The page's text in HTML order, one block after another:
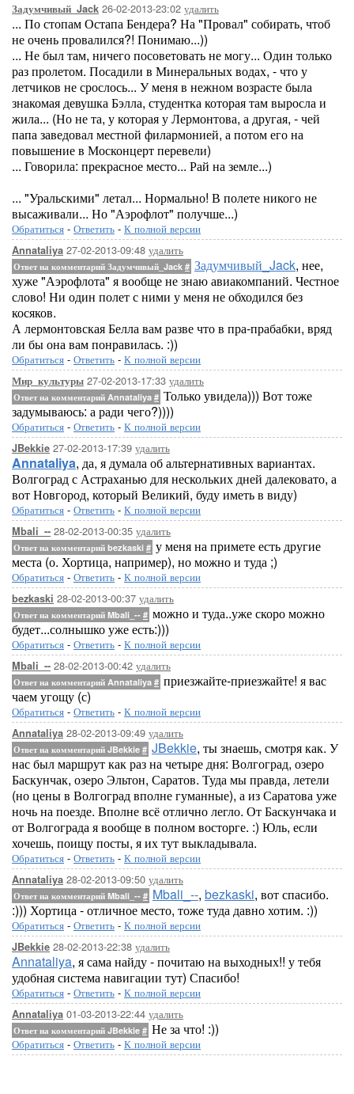
Задумчивый_Jack 26-02-2013-23:02 удалить
... По стопам Остапа Бендера? На "Провал" собирать, чтоб
не очень провалился?! Понимаю...))
... Не был там, ничего посоветовать не могу... Один только
раз пролетом. Посадили в Минеральных водах, - что у
летчиков не срослось... У меня в нежном возрасте была
знакомая девушка Бэлла, студентка которая там выросла и
жила... (Но не та, у которая у Лермонтова, а другая, - чей
папа заведовал местной филармонией, а потом его на
повышение в Москонцерт перевели)
... Говорила: прекрасное место... Рай на земле...)
... "Уральскими" летал... Нормально! В полете никого не
высаживали... Но "Аэрофлот" получше...)
Обратиться - Ответить - К полной версии
Annataliya 27-02-2013-09:48 удалить
Ответ на комментарий Задумчивый_Jack # Задумчивый_Jack, нее,
хуже "Аэрофлота" я вообще не знаю авиакомпаний. Честное
слово! Ни один полет с ними у меня не обходился без
косяков.
А лермонтовская Белла вам разве что в пра-прабабки, вряд
ли бы она вам понравилась. :))
Обратиться - Ответить - К полной версии
Мир_культуры 27-02-2013-17:33 удалить
Ответ на комментарий Annataliya # Только увидела))) Вот тоже
задумываюсь: а ради чего?))))
Обратиться - Ответить - К полной версии
JBekkie 27-02-2013-17:39 удалить
Annataliya, да, я думала об альтернативных вариантах.
Волгоград с Астраханью для нескольких дней далековато, а
вот Новгород, который Великий, буду иметь в виду)
Обратиться - Ответить - К полной версии
Mbali_-- 28-02-2013-00:35 удалить
Ответ на комментарий bezkaski # у меня на примете есть другие
места (о. Хортица, например), но можно и туда ;)
Обратиться - Ответить - К полной версии
bezkaski 28-02-2013-00:37 удалить
Ответ на комментарий Mbali_-- # можно и туда..уже скоро можно
будет...солнышко уже есть:)))
Обратиться - Ответить - К полной версии
Mbali_-- 28-02-2013-00:42 удалить
Ответ на комментарий Annataliya # приезжайте-приезжайте! я вас
чаем угощу (с)
Обратиться - Ответить - К полной версии
Annataliya 28-02-2013-09:49 удалить
Ответ на комментарий JBekkie # JBekkie, ты знаешь, смотря как. У
нас был маршрут как раз на четыре дня: Волгоград, озеро
Баскунчак, озеро Эльтон, Саратов. Туда мы правда, летели
(но цены в Волгоград вполне гуманные), а из Саратова уже
ночь на поезде. Вполне всё отлично легло. От Баскунчака и
от Волгограда я вообще в полном восторге. :) Юль, если
хочешь, поищу посты, я их тут выкладывала.
Обратиться - Ответить - К полной версии
Annataliya 28-02-2013-09:50 удалить
Ответ на комментарий Mbali_-- # Mbali_--, bezkaski, вот спасибо.
:))) Хортица - отличное место, тоже туда давно хотим. :))
Обратиться - Ответить - К полной версии
JBekkie 28-02-2013-22:38 удалить
Annataliya, я сама найду - почитаю на выходных!! у тебя
удобная система навигации тут) Спасибо!
Обратиться - Ответить - К полной версии
Annataliya 01-03-2013-22:44 удалить
Ответ на комментарий JBekkie # Не за что! :))
Обратиться - Ответить - К полной версии